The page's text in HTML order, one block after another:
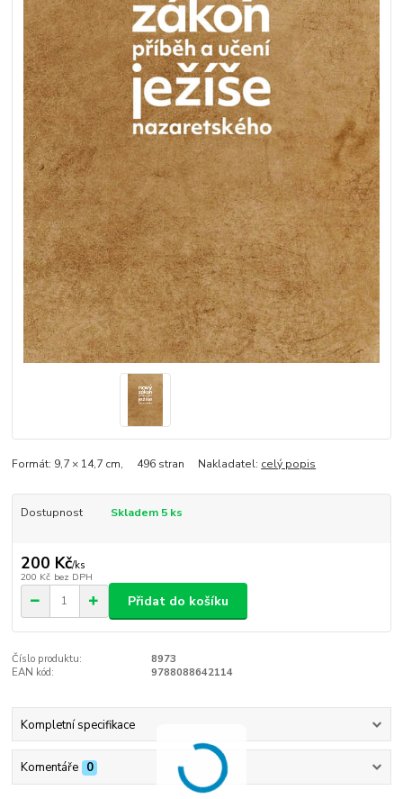
Formát: 9,7 × 14,7 cm, 496 stran Nakladatel: celý popis
Dostupnost Skladem 5 ks
200 Kč/ks
200 Kč bez DPH
Přidat do košíku
Číslo produktu:
8973
EAN kód:
9788088642114
Kompletní specifikace
Komentáře 0